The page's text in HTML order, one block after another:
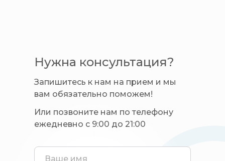
Нужна консультация?
Запишитесь к нам на прием и мы
вам обязательно поможем!
Или позвоните нам по телефону
ежедневно с 9:00 до 21:00